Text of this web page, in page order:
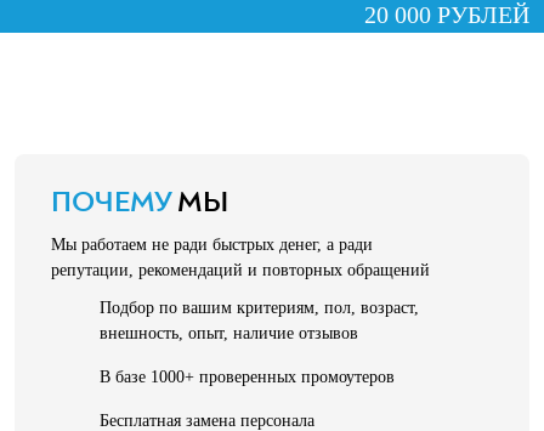
20 000 РУБЛЕЙ
ПОЧЕМУМЫ
Мы работаем не ради быстрых денег, а ради
репутации, рекомендаций и повторных обращений
Подбор по вашим критериям, пол, возраст,
внешность, опыт, наличие отзывов
В базе 1000+ проверенных промоутеров
Бесплатная замена персонала